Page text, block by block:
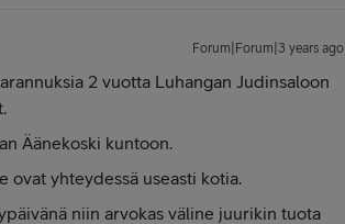
Forum|Forum|3 years ago
2 vuotta Luhangan Judinsaloon
Äänekoski kuntoon.
ovat yhteydessä useasti kotia.
niin arvokas väline juurikin tuota